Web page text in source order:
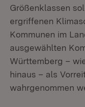
Größenklassen
ergriffenen
Kommunen im
ausgewählten
Württemberg –
hinaus – als
wahrgenommen